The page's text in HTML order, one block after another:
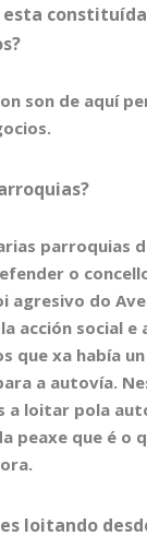
constituída
son de aquí
parroquias
o
agresivo do
acción social e
que xa había
a autovía.
a loitar pola
peaxe que é o
loitando